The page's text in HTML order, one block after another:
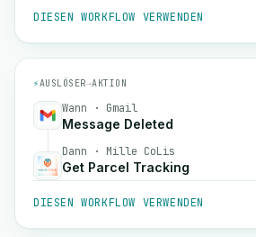
DIESEN WORKFLOW VERWENDEN
⚡AUSLÖSER→AKTION
Wann · Gmail
Message Deleted
Dann · Mille CoLis
Get Parcel Tracking
DIESEN WORKFLOW VERWENDEN